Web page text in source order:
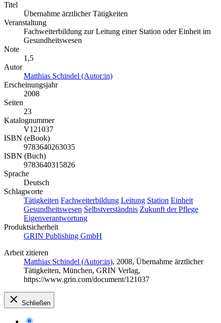
Titel
Übernahme ärztlicher Tätigkeiten
Veranstaltung
Fachweiterbildung zur Leitung einer Station oder Einheit im
Gesundheitswesen
Note
1,5
Autor
Matthias Schindel (Autor:in)
Erscheinungsjahr
2008
Seiten
23
Katalognummer
V121037
ISBN (eBook)
9783640263035
ISBN (Buch)
9783640315826
Sprache
Deutsch
Schlagworte
Tätigkeiten Fachweiterbildung Leitung Station Einheit
Gesundheitswesen Selbstverständnis Zukunft der Pflege
Eigenverantwortung
Produktsicherheit
GRIN Publishing GmbH
Arbeit zitieren
Matthias Schindel (Autor:in), 2008, Übernahme ärztlicher
Tätigkeiten, München, GRIN Verlag,
https://www.grin.com/document/121037
Schließen